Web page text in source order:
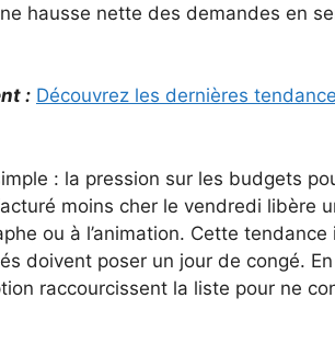
hausse nette des demandes en
: Découvrez les dernières
: la pression sur les budgets
moins cher le vendredi libère
ou à l’animation. Cette tendance
doivent poser un jour de congé.
raccourcissent la liste pour ne